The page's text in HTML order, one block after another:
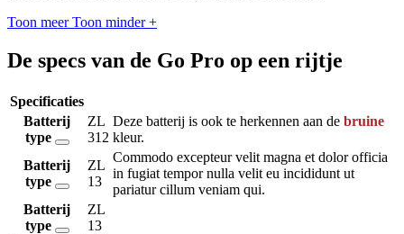
Toon meer Toon minder +
De specs van de Go Pro op een rijtje
Specificaties
Batterij
type
ZL
312
Deze batterij is ook te herkennen aan de bruine
kleur.
Batterij
type
ZL
13
Commodo excepteur velit magna et dolor officia
in fugiat tempor nulla velit eu incididunt ut
pariatur cillum veniam qui.
Batterij
type
ZL
13